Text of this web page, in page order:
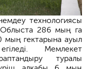
технологиясы
Облыста 286 мың га
гектарына ауыл
Мемлекет
туралы